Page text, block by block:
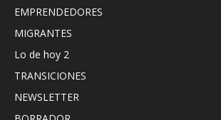
EMPRENDEDORES
MIGRANTES
Lo de hoy 2
TRANSICIONES
NEWSLETTER